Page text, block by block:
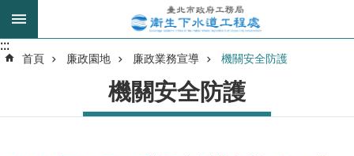
跳到主要內容區塊
進
:::
:::
首頁 廉政園地 廉政業務宣導 機關安全防護
機關安全防護